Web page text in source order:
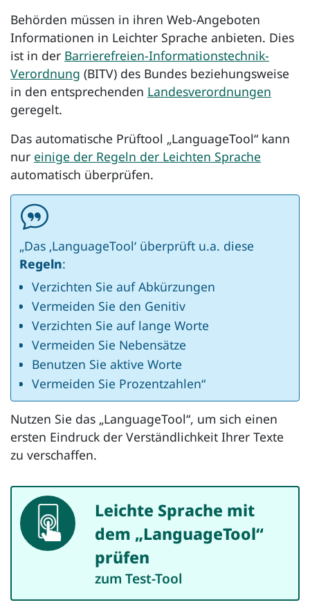
Behörden müssen in ihren Web-Angeboten
Informationen in Leichter Sprache anbieten. Dies
ist in der Barrierefreien-Informationstechnik-
Verordnung (BITV) des Bundes beziehungsweise
in den entsprechenden Landesverordnungen
geregelt.
Das automatische Prüftool „LanguageTool“ kann
nur einige der Regeln der Leichten Sprache
automatisch überprüfen.
„Das ‚LanguageTool‘ überprüft u.a. diese
Regeln:
Verzichten Sie auf Abkürzungen
Vermeiden Sie den Genitiv
Verzichten Sie auf lange Worte
Vermeiden Sie Nebensätze
Benutzen Sie aktive Worte
Vermeiden Sie Prozentzahlen“
Nutzen Sie das „LanguageTool“, um sich einen
ersten Eindruck der Verständlichkeit Ihrer Texte
zu verschaffen.
App
Leichte Sprache mit
dem „LanguageTool“
prüfen
zum Test-Tool